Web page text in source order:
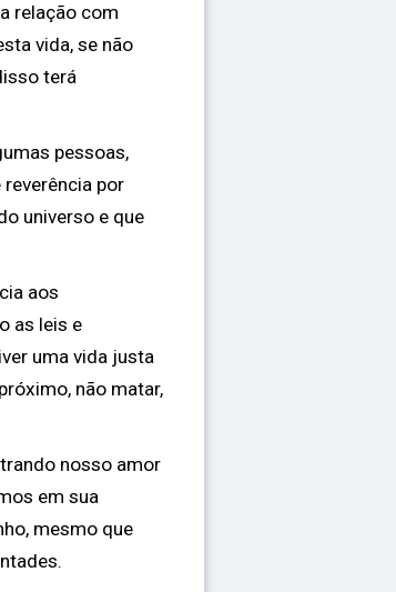
relação com
vida, se não
terá
pessoas,
por
universo e que
aos
as leis e
uma vida justa
não matar,
nosso amor
em sua
mesmo que